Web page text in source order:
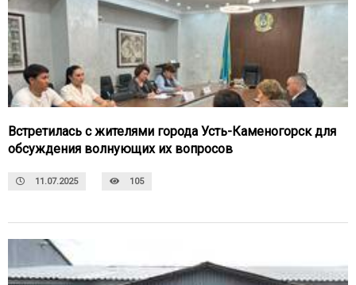
Встретилась с жителями города Усть-Каменогорск для
обсуждения волнующих их вопросов
11.07.2025 105